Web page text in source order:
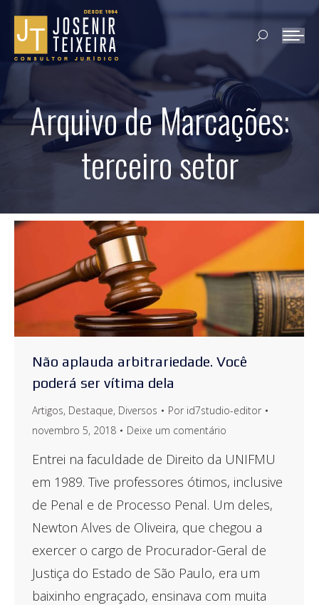
Search:
Arquivo de Marcações:
terceiro setor
Não aplauda arbitrariedade. Você
poderá ser vítima dela
Artigos, Destaque, Diversos Por id7studio-editor
novembro 5, 2018
Deixe um comentário
Entrei na faculdade de Direito da UNIFMU
em 1989. Tive professores ótimos, inclusive
de Penal e de Processo Penal. Um deles,
Newton Alves de Oliveira, que chegou a
exercer o cargo de Procurador-Geral de
Justiça do Estado de São Paulo, era um
baixinho engraçado, ensinava com muita